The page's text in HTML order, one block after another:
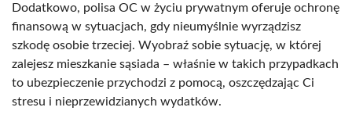
Dodatkowo, polisa OC w życiu prywatnym oferuje ochronę
finansową w sytuacjach, gdy nieumyślnie wyrządzisz
szkodę osobie trzeciej. Wyobraź sobie sytuację, w której
zalejesz mieszkanie sąsiada – właśnie w takich przypadkach
to ubezpieczenie przychodzi z pomocą, oszczędzając Ci
stresu i nieprzewidzianych wydatków.